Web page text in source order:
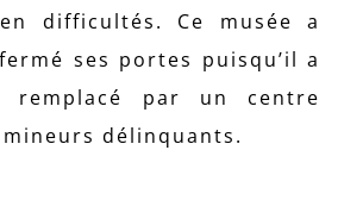
difficultés. Ce musée a
ses portes puisqu’il a
remplacé par un centre
délinquants.